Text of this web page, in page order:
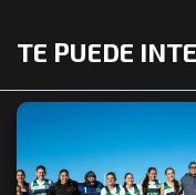
TE PUEDE